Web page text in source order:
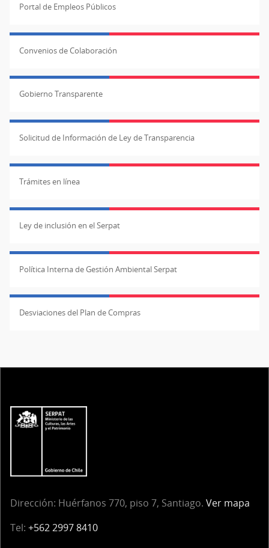
Portal de Empleos Públicos
Convenios de Colaboración
Gobierno Transparente
Solicitud de Información de Ley de Transparencia
Trámites en línea
Ley de inclusión en el Serpat
Política Interna de Gestión Ambiental Serpat
Desviaciones del Plan de Compras
Dirección: Huérfanos 770, piso 7, Santiago. Ver mapa
Tel: +562 2997 8410